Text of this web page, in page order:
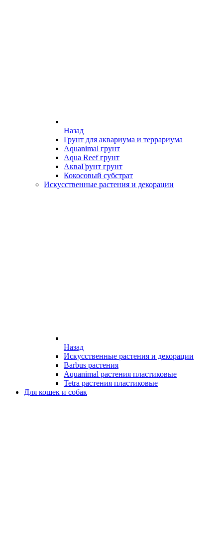
Назад
Грунт для аквариума и террариума
Aquanimal грунт
Aqua Reef грунт
АкваГрунт грунт
Кокосовый субстрат
Искусственные растения и декорации
Назад
Искусственные растения и декорации
Barbus растения
Aquanimal растения пластиковые
Tetra растения пластиковые
Для кошек и собак